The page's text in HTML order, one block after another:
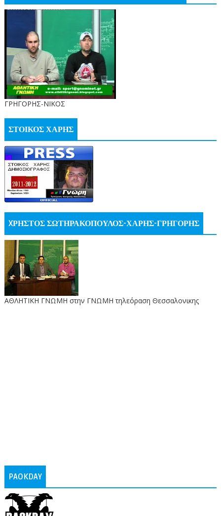
ΓΡΗΓΟΡΗΣ-ΝΙΚΟΣ
ΣΤΟΙΚΟΣ ΧΑΡΗΣ
XΡΗΣΤΟΣ ΣΩΤΗΡΑΚΟΠΟΥΛΟΣ-ΧΑΡΗΣ-ΓΡΗΓΟΡΗΣ
ΑΘΛΗΤΙΚΗ ΓΝΩΜΗ στην ΓΝΩΜΗ τηλεόραση Θεσσαλονικης
PAOKDAY